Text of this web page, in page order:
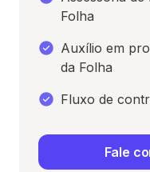
Folha
Auxílio em
da Folha
Fluxo de
Fale